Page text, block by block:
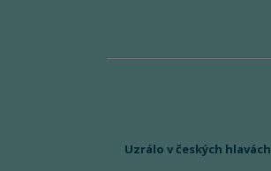
Uzrálo v českých hlavách